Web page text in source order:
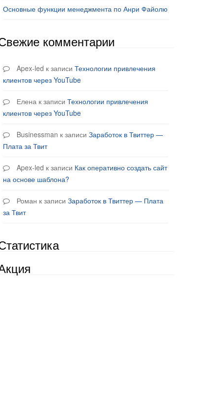
Основные функции менеджмента по Анри Файолю
комментарии
Apex-led к записи Технологии привлечения
клиентов через YouTube
Елена к записи Технологии привлечения
клиентов через YouTube
Businessman к записи Заработок в Твиттер —
Плата за Твит
Apex-led к записи Как оперативно создать сайт
на основе шаблона?
Роман к записи Заработок в Твиттер — Плата
за Твит